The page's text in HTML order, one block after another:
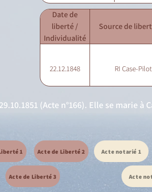
Date de
liberté /
Individualité
Source de
22.12.1848 RI Case-
(Acte n°166). Elle se marie à
1 Acte de Liberté 2
Acte de Liberté 3
Acte notarié 1
Acte